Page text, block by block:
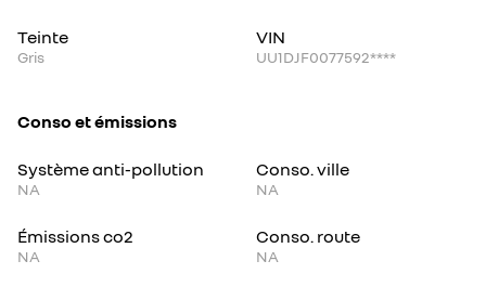
Teinte
Gris
VIN
UU1DJF0077592****
Conso et émissions
Système anti-pollution
NA
Conso. ville
NA
Émissions co2
NA
Conso. route
NA